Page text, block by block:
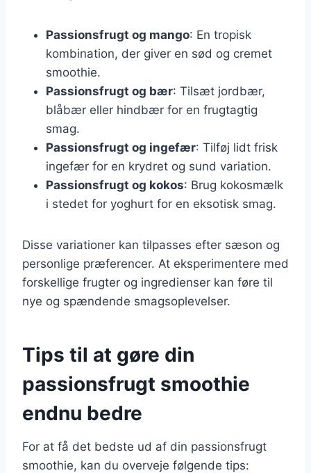
Passionsfrugt og mango: En tropisk
kombination, der giver en sød og cremet
smoothie.
Passionsfrugt og bær: Tilsæt jordbær,
blåbær eller hindbær for en frugtagtig
smag.
Passionsfrugt og ingefær: Tilføj lidt frisk
ingefær for en krydret og sund variation.
Passionsfrugt og kokos: Brug kokosmælk
i stedet for yoghurt for en eksotisk smag.
Disse variationer kan tilpasses efter sæson og
personlige præferencer. At eksperimentere med
forskellige frugter og ingredienser kan føre til
nye og spændende smagsoplevelser.
Tips til at gøre din
passionsfrugt smoothie
endnu bedre
For at få det bedste ud af din passionsfrugt
smoothie, kan du overveje følgende tips: